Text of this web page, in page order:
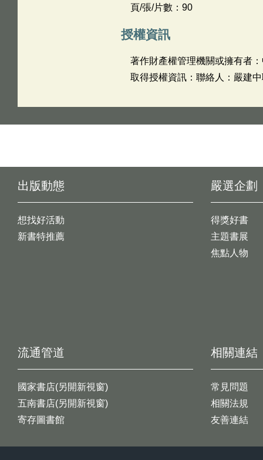
頁/張/片數：90
授權資訊
著作財產權管理機關或擁有者
取得授權資訊：聯絡人：嚴建
出版動態
想找好活動
新書特推薦
嚴選企劃
得獎好書
主題書展
焦點人物
流通管道
國家書店(另開新視窗)
五南書店(另開新視窗)
寄存圖書館
相關連結
常見問題
相關法規
友善連結